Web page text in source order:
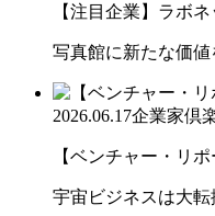
【注目企業】ラボ
写真館に新たな価値
2026.06.17企業家倶
【ベンチャー・リ
宇宙ビジネスは大